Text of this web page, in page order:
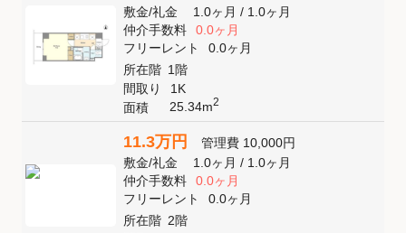
敷金/礼金 1.0ヶ月/ 1.0ヶ月
仲介手数料
0.0ヶ月
フリーレント
0.0ヶ月
所在階 1階
間取り
1K
面積
25.34m2
11.3万円 管理費 10,000円
敷金/礼金 1.0ヶ月/ 1.0ヶ月
仲介手数料
0.0ヶ月
フリーレント
0.0ヶ月
所在階 2階